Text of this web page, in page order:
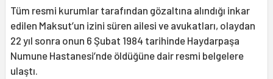
Tüm resmi kurumlar tarafından gözaltına alındığı inkar
edilen Maksut’un izini süren ailesi ve avukatları, olaydan
22 yıl sonra onun 6 Şubat 1984 tarihinde Haydarpaşa
Numune Hastanesi’nde öldüğüne dair resmi belgelere
ulaştı.